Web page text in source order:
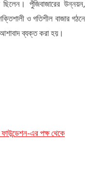
পুঁজিবাজারের উন্নয়ন,
ও গতিশীল বাজার গঠনে
ব্যক্ত করা হয়।
ফাউন্ডেশন-এর পক্ষ থেকে